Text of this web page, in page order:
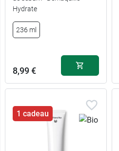
Hydrate
236 ml
8,99 €
1 cadeau